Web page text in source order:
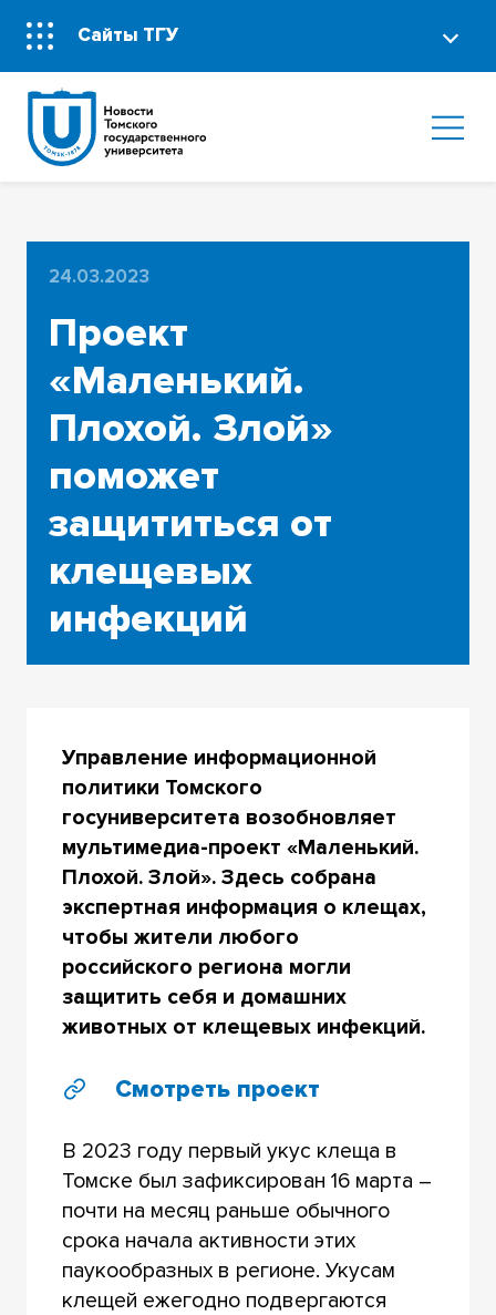
Сайты ТГУ
24.03.2023
Проект
«Маленький.
Плохой. Злой»
поможет
защититься от
клещевых
инфекций
Управление информационной
политики Томского
госуниверситета возобновляет
мультимедиа-проект «Маленький.
Плохой. Злой». Здесь собрана
экспертная информация о клещах,
чтобы жители любого
российского региона могли
защитить себя и домашних
животных от клещевых инфекций.
Смотреть проект
В 2023 году первый укус клеща в
Томске был зафиксирован 16 марта –
почти на месяц раньше обычного
срока начала активности этих
паукообразных в регионе. Укусам
клещей ежегодно подвергаются